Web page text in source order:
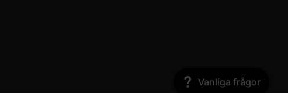
Vanliga frågor